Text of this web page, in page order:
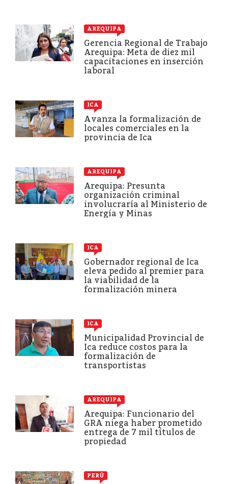
AREQUIPA
Gerencia Regional de Trabajo
Arequipa: Meta de diez mil
capacitaciones en inserción
laboral
ICA
Avanza la formalización de
locales comerciales en la
provincia de Ica
AREQUIPA
Arequipa: Presunta
organización criminal
involucraría al Ministerio de
Energía y Minas
ICA
Gobernador regional de Ica
eleva pedido al premier para
la viabilidad de la
formalización minera
ICA
Municipalidad Provincial de
Ica reduce costos para la
formalización de
transportistas
AREQUIPA
Arequipa: Funcionario del
GRA niega haber prometido
entrega de 7 mil títulos de
propiedad
PERÚ